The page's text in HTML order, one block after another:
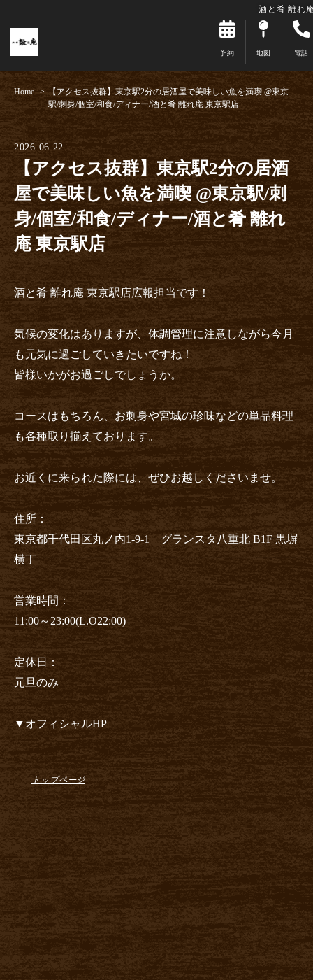
酒と肴 離れ
予約 地図 電話
Home
【アクセス抜群】東京駅2分の居酒屋で美味しい魚を満喫 @東京
駅/刺身/個室/和食/ディナー/酒と肴 離れ庵 東京駅店
2026.06.22
【アクセス抜群】東京駅2分の居酒
屋で美味しい魚を満喫 @東京駅/刺
身/個室/和食/ディナー/酒と肴 離れ
庵 東京駅店
酒と肴 離れ庵 東京駅店広報担当です！
気候の変化はありますが、体調管理に注意しながら今月
も元気に過ごしていきたいですね！
皆様いかがお過ごしでしょうか。
コースはもちろん、お刺身や宮城の珍味などの単品料理
も各種取り揃えております。
お近くに来られた際には、ぜひお越しくださいませ。
住所：
東京都千代田区丸ノ内1-9-1 グランスタ八重北 B1F 黒塀
横丁
営業時間：
11:00～23:00(L.O22:00)
定休日：
元旦のみ
▼オフィシャルHP
トップページ